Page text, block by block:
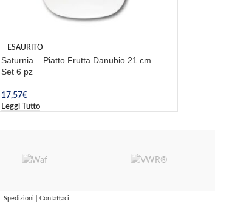
ESAURITO
Saturnia – Piatto Frutta Danubio 21 cm –
Set 6 pz
17,57€
Leggi Tutto
Spedizioni Contattaci